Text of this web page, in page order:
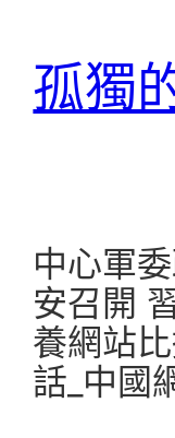
孤獨
中心軍
安召開
養網站
話_中國